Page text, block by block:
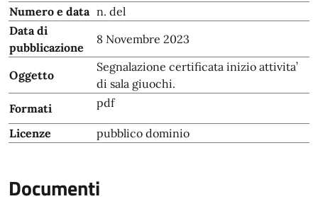
Numero e data n. del
Data di
pubblicazione
8 Novembre 2023
Oggetto
Segnalazione certificata inizio attivita’
di sala giuochi.
Formati
pdf
Licenze pubblico dominio
Documenti